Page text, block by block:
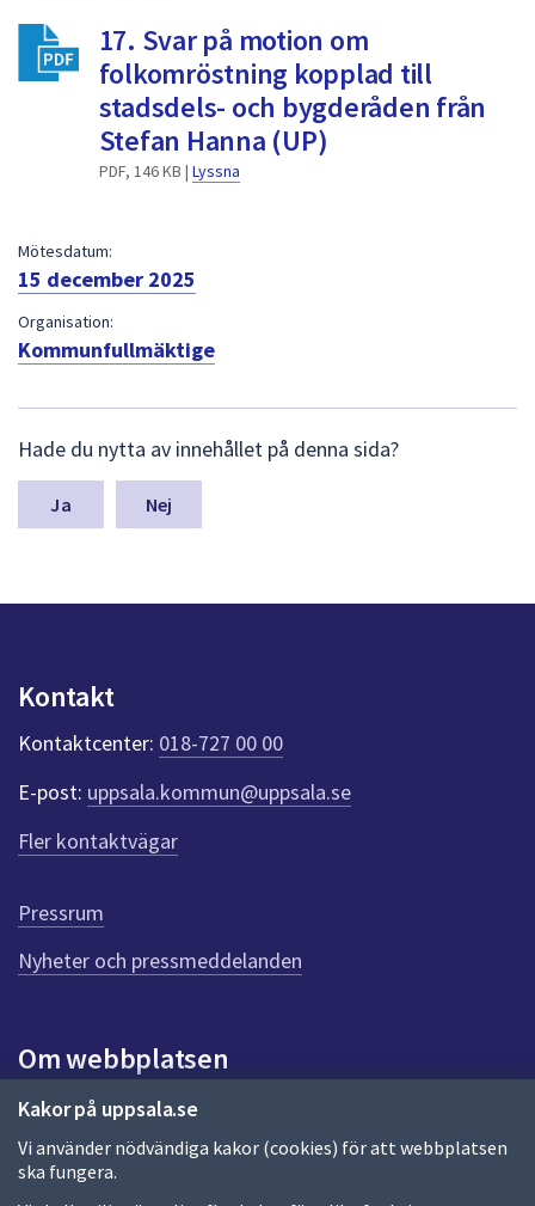
välja
något
av
Kakor på uppsala.se
Vi använder nödvändiga kakor (cookies) för att webbplatsen
ska fungera.
17. Svar på motion om
folkomröstning kopplad till
stadsdels- och bygderåden från
Stefan Hanna (UP)
PDF, 146 KB | Lyssna
Mötesdatum:
15 december 2025
Organisation:
Kommunfullmäktige
ä
m
a
n
k
t
e
r
f
ö
r
e
n
n
a
d
a
Hade du nytta av innehållet på denna sida?
Nej
Kontakt
Kontaktcenter: 018-727 00 00
E-post: uppsala.kommun@uppsala.se
Fler kontaktvägar
Pressrum
Nyheter och pressmeddelanden
Om webbplatsen
Om webbplatsen
Allmänna handlingar och diarium
Behandling av personuppgifter